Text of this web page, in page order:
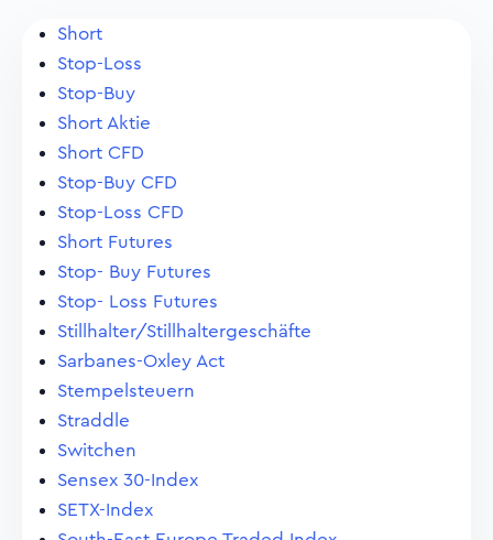
Short
Stop-Loss
Stop-Buy
Short Aktie
Short CFD
Stop-Buy CFD
Stop-Loss CFD
Short Futures
Stop- Buy Futures
Stop- Loss Futures
Stillhalter/Stillhaltergeschäfte
Sarbanes-Oxley Act
Stempelsteuern
Straddle
Switchen
Sensex 30-Index
SETX-Index